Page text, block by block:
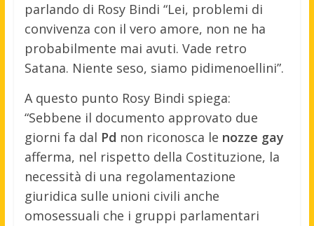
parlando di Rosy Bindi “Lei, problemi di
convivenza con il vero amore, non ne ha
probabilmente mai avuti. Vade retro
Satana. Niente seso, siamo pidimenoellini”.
A questo punto Rosy Bindi spiega:
“Sebbene il documento approvato due
giorni fa dal Pd non riconosca le nozze gay
afferma, nel rispetto della Costituzione, la
necessità di una regolamentazione
giuridica sulle unioni civili anche
omosessuali che i gruppi parlamentari